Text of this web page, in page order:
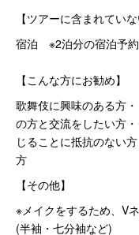
【ツアーに含まれていな
宿泊 ※2泊分の宿泊予約
【こんな方にお勧め】
歌舞伎に興味のある方
の方と交流をしたい方
じることに抵抗のない
方
【その他】
※メイクをするため、V
(半袖・七分袖など)